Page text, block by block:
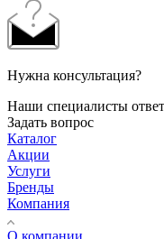
Нужна консультация?
Наши специалисты
Задать вопрос
Каталог
Акции
Услуги
Бренды
Компания
О компании